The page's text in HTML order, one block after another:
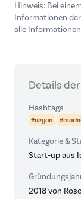
Hinweis: Bei
Informationen
alle
Details
Hashtags
#vegan
Kategorie &
Start-up aus
2018 von